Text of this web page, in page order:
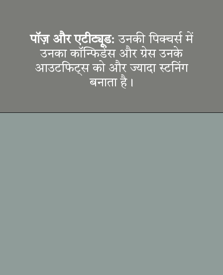
पॉज़ और एटीट्यूड: उनकी पिक्चर्स में
उनका कॉन्फिडेंस और ग्रेस उनके
आउटफिट्स को और ज्यादा स्टनिंग
बनाता है।